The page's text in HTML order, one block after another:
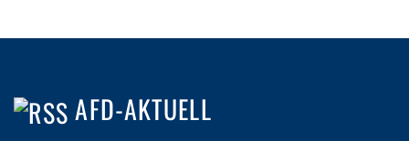
AFD-AKTUELL